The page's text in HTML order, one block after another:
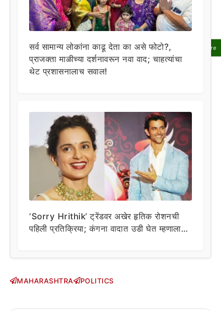
Share
सर्व सामान्य लोकांना काढू देता का असे फोटो?,
प्राजक्ता माळीच्या दर्शनावरून नवा वाद; चाहत्यांचा
थेट प्रशासनालाच सवाल!
‘Sorry Hrithik’ ट्रेंडवर अखेर हृतिक रोशनची
पहिली प्रतिक्रिया; कंगना वादात उडी घेत म्हणाला…
MAHARASHTRA POLITICS